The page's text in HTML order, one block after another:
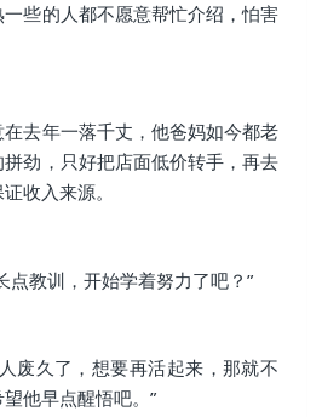
些的人都不愿意帮忙介绍，怕害
去年一落千丈，他爸妈如今都老
劲，只好把店面低价转手，再去
收入来源。
点教训，开始学着努力了吧？”
废久了，想要再活起来，那就不
他早点醒悟吧。”